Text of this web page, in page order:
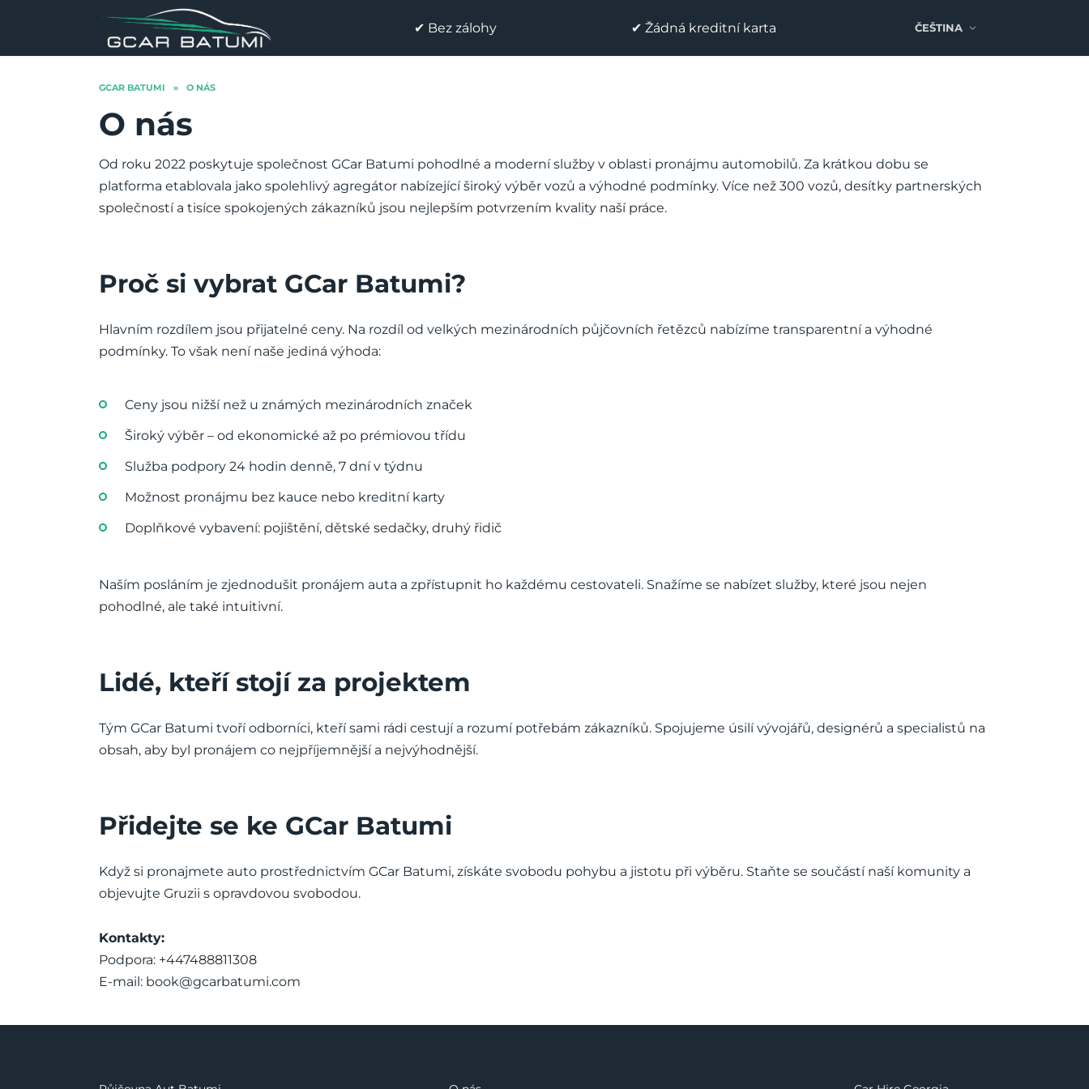
✔ Bez zálohy ✔ Žádná kreditní karta ČEŠTINA
GCAR BATUMI » O NÁS
O nás
Od roku 2022 poskytuje společnost GCar Batumi pohodlné a moderní služby v oblasti pronájmu automobilů. Za krátkou dobu se
platforma etablovala jako spolehlivý agregátor nabízející široký výběr vozů a výhodné podmínky. Více než 300 vozů, desítky partnerských
společností a tisíce spokojených zákazníků jsou nejlepším potvrzením kvality naší práce.
Proč si vybrat GCar Batumi?
Hlavním rozdílem jsou přijatelné ceny. Na rozdíl od velkých mezinárodních půjčovních řetězců nabízíme transparentní a výhodné
podmínky. To však není naše jediná výhoda:
Ceny jsou nižší než u známých mezinárodních značek
Široký výběr – od ekonomické až po prémiovou třídu
Služba podpory 24 hodin denně, 7 dní v týdnu
Možnost pronájmu bez kauce nebo kreditní karty
Doplňkové vybavení: pojištění, dětské sedačky, druhý řidič
Naším posláním je zjednodušit pronájem auta a zpřístupnit ho každému cestovateli. Snažíme se nabízet služby, které jsou nejen
pohodlné, ale také intuitivní.
Lidé, kteří stojí za projektem
Tým GCar Batumi tvoří odborníci, kteří sami rádi cestují a rozumí potřebám zákazníků. Spojujeme úsilí vývojářů, designérů a specialistů na
obsah, aby byl pronájem co nejpříjemnější a nejvýhodnější.
Přidejte se ke GCar Batumi
Když si pronajmete auto prostřednictvím GCar Batumi, získáte svobodu pohybu a jistotu při výběru. Staňte se součástí naší komunity a
objevujte Gruzii s opravdovou svobodou.
Kontakty:
Podpora: +447488811308
E-mail: book@gcarbatumi.com